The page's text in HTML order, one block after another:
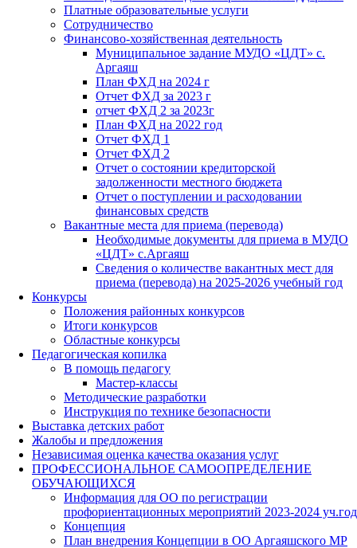
Платные образовательные услуги
Сотрудничество
Финансово-хозяйственная деятельность
Муниципальное задание МУДО «ЦДТ» с.
Аргаяш
План ФХД на 2024 г
Отчет ФХД за 2023 г
отчет ФХД 2 за 2023г
План ФХД на 2022 год
Отчет ФХД 1
Отчет ФХД 2
Отчет о состоянии кредиторской
задолженности местного бюджета
Отчет о поступлении и расходовании
финансовых средств
Вакантные места для приема (перевода)
Необходимые документы для приема в МУДО
«ЦДТ» с.Аргаяш
Сведения о количестве вакантных мест для
приема (перевода) на 2025-2026 учебный год
Конкурсы
Положения районных конкурсов
Итоги конкурсов
Областные конкурсы
Педагогическая копилка
В помощь педагогу
Мастер-классы
Методические разработки
Инструкция по технике безопасности
Выставка детских работ
Жалобы и предложения
Независимая оценка качества оказания услуг
ПРОФЕССИОНАЛЬНОЕ САМООПРЕДЕЛЕНИЕ
ОБУЧАЮЩИХСЯ
Информация для ОО по регистрации
профориентационных мероприятий 2023-2024 уч.год
Концепция
План внедрения Концепции в ОО Аргаяшского МР